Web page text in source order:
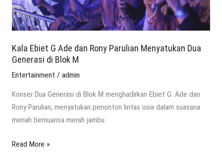
Kala Ebiet G Ade dan Rony Parulian Menyatukan Dua
Generasi di Blok M
Entertainment / admin
Konser Dua Generasi di Blok M menghadirkan Ebiet G. Ade dan
Rony Parulian, menyatukan penonton lintas usia dalam suasana
meriah bernuansa merah jambu.
Dua
Generasi
di
Blok
M
Read More »